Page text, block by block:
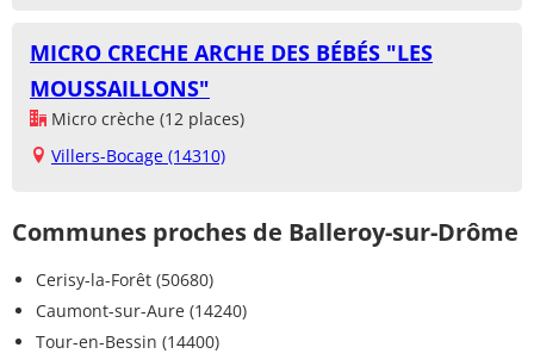
MICRO CRECHE ARCHE DES BÉBÉS "LES
MOUSSAILLONS"
Micro crèche (12 places)
Villers-Bocage (14310)
Communes proches de Balleroy-sur-Drôme
Cerisy-la-Forêt (50680)
Caumont-sur-Aure (14240)
Tour-en-Bessin (14400)